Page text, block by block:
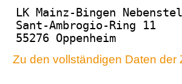
LK Mainz-Bingen
Sant-Ambrogio-Ring 11
55276 Oppenheim
Zu den vollständigen Daten